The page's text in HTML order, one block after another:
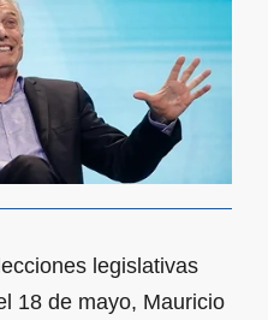
legislativas
18 de mayo, Mauricio